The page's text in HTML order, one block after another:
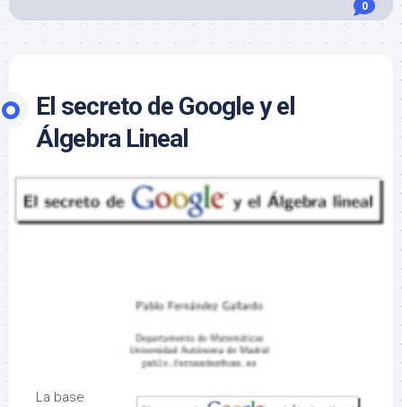
0
El secreto de Google y el
Álgebra Lineal
La base